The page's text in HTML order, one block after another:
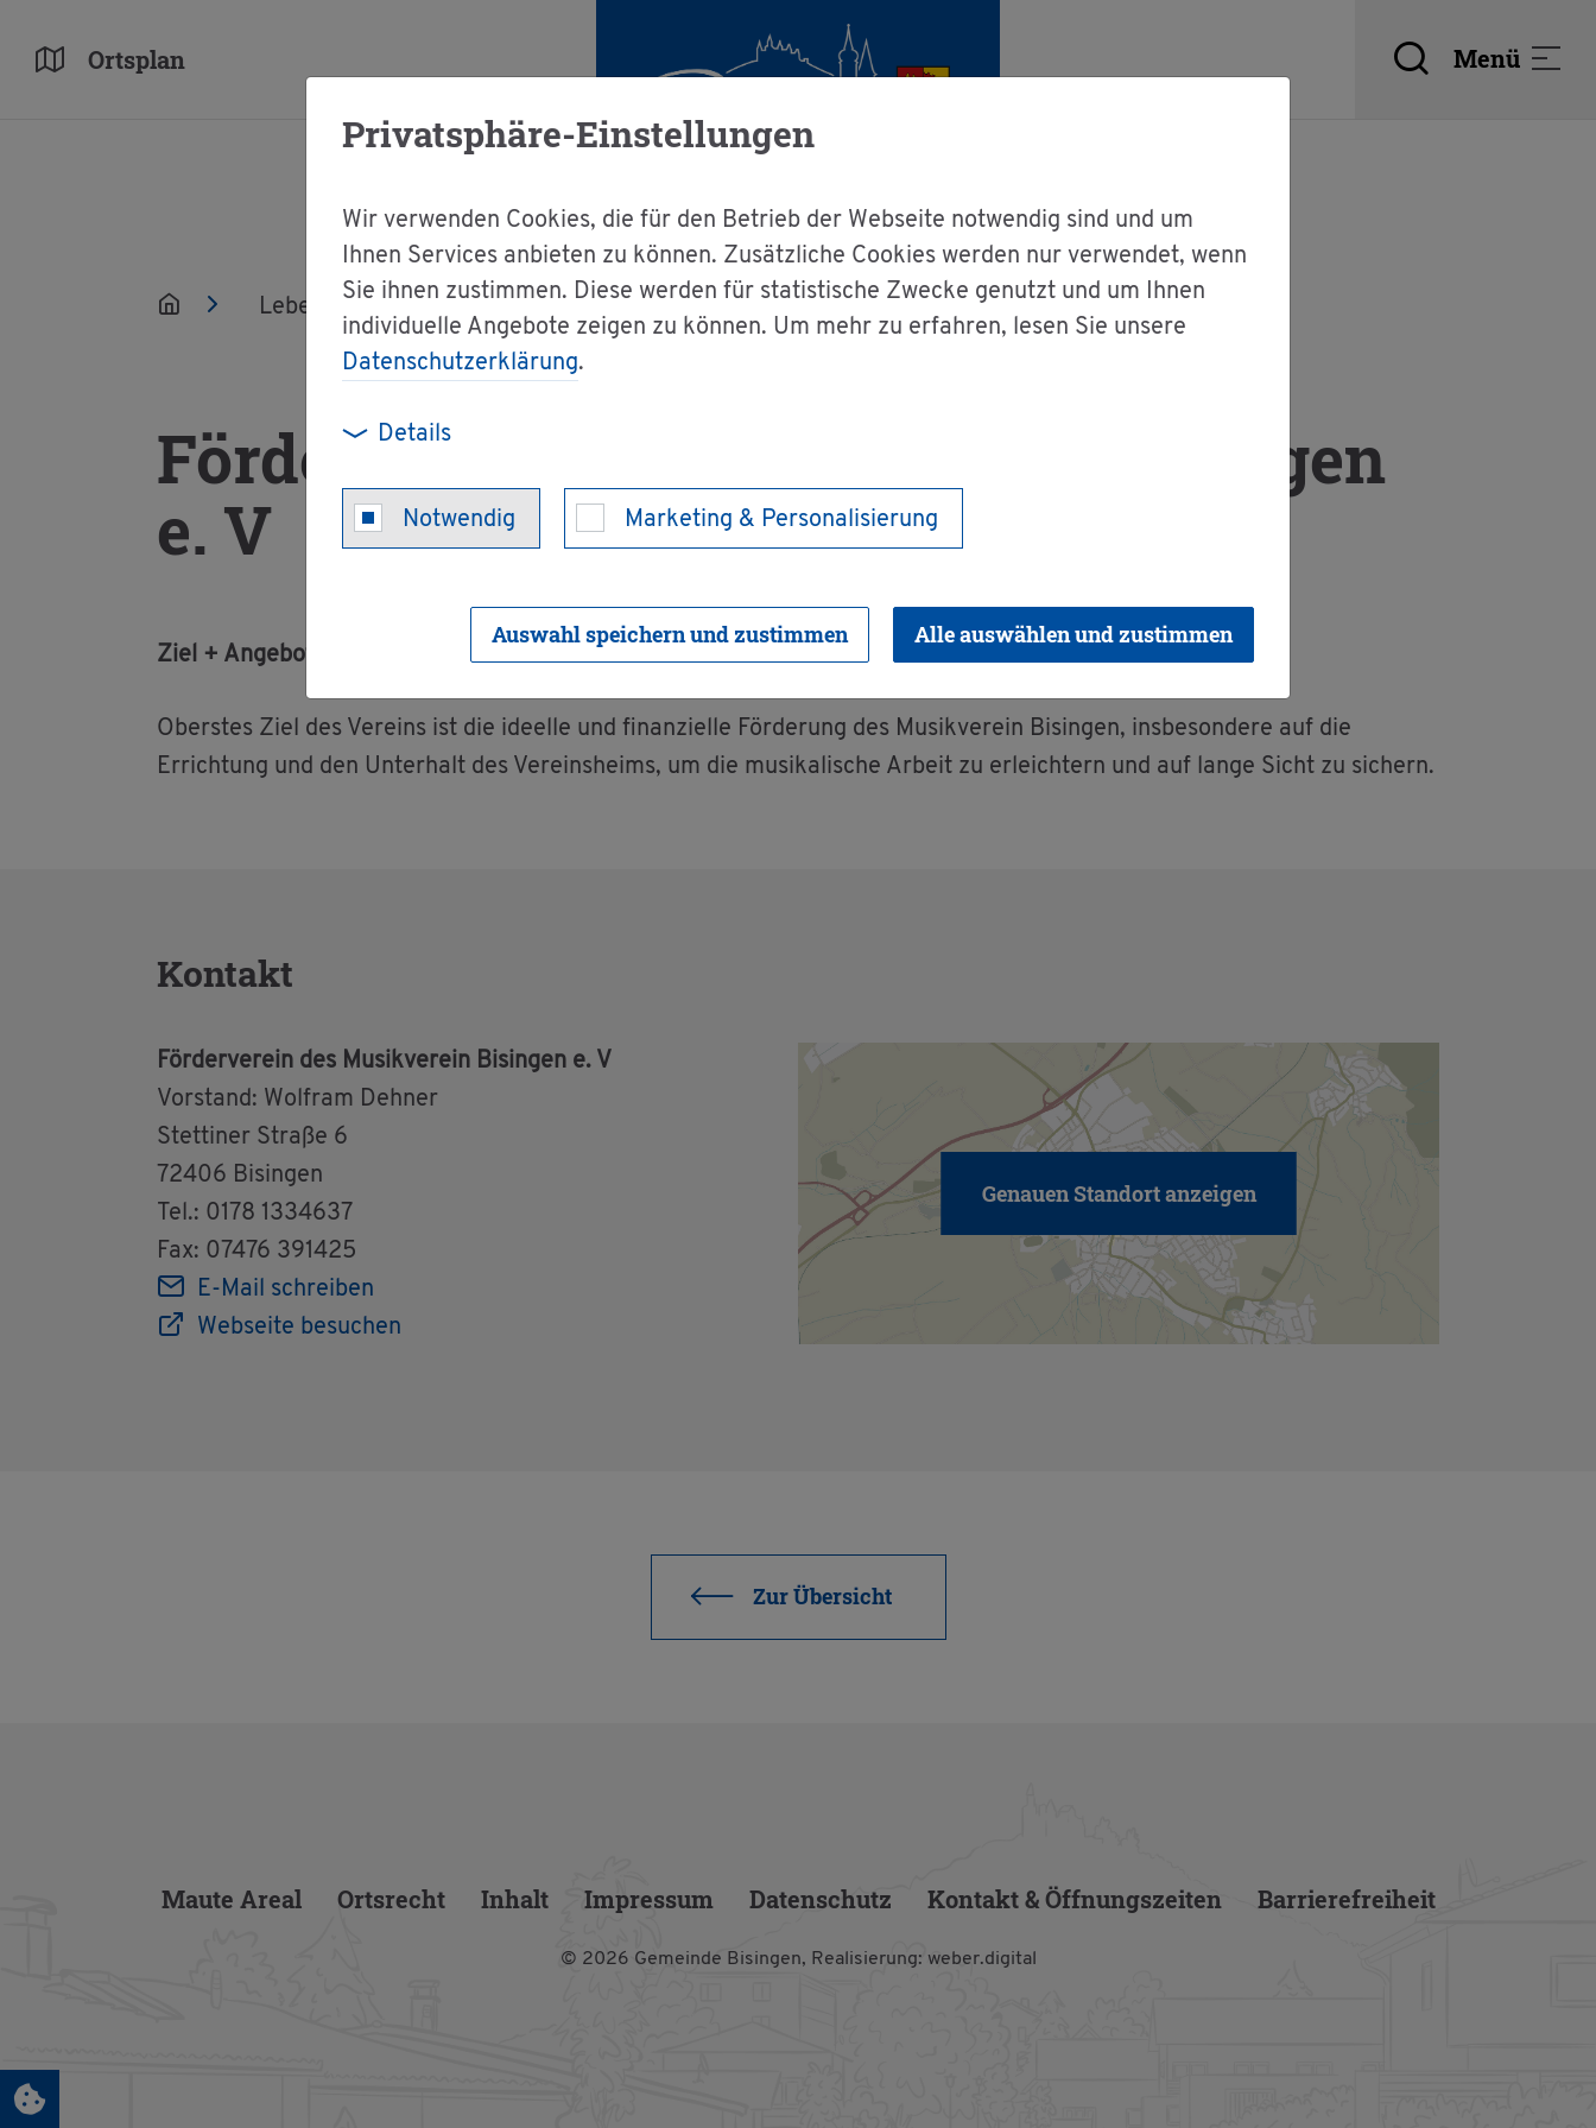
Privatsphäre-Einstellungen
Wir verwenden Cookies, die für den Betrieb der Webseite notwendig sind und um
Ihnen Services anbieten zu können. Zusätzliche Cookies werden nur verwendet, wenn
Sie ihnen zustimmen. Diese werden für statistische Zwecke genutzt und um Ihnen
individuelle Angebote zeigen zu können. Um mehr zu erfahren, lesen Sie unsere
Datenschutzerklärung.
Details
Notwendig Marketing & Personalisierung
Auswahl speichern und zustimmen Alle auswählen und zustimmen
Orts­plan Menü
Leben För­der­ver­ein des Mu­sik­ver­ein Bi­sin­gen e. V
För­der­ver­ein des Mu­sik­ver­ein Bi­sin­gen
e. V
Ziel + An­ge­bot:
Obers­tes Ziel des Ver­eins ist die ide­el­le und fi­nan­zi­el­le För­de­rung des Mu­sik­ver­ein Bi­sin­gen, ins­be­son­de­re auf die
Er­rich­tung und den Un­ter­halt des Ver­eins­heims, um die mu­si­ka­li­sche Ar­beit zu er­leich­tern und auf lange Sicht zu si­chern.
Kon­takt
För­der­ver­ein des Mu­sik­ver­ein Bi­sin­gen e. V
Vor­stand: Wolf­ram Deh­ner
Stet­ti­ner Stra­ße 6
72406 Bi­sin­gen
Tel.: 0178 1334637
Fax: 07476 391425
E-Mail schrei­ben
Web­sei­te be­su­chen
Genauen Standort anzeigen
Zur Über­sicht
Maute Areal Orts­recht In­halt Im­pres­sum Da­ten­schutz Kon­takt & Öff­nungs­zei­ten Bar­rie­re­frei­heit
© 2026 Ge­mein­de Bi­sin­gen, Rea­li­sie­rung: weber.​digital